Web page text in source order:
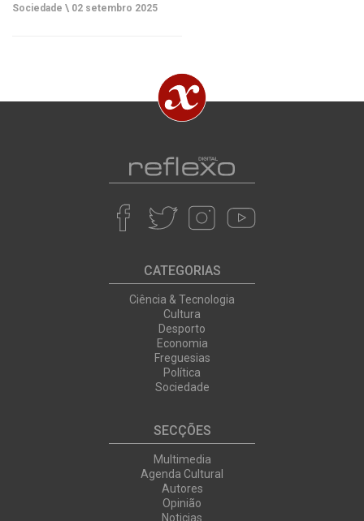
Sociedade \ 02 setembro 2025
CATEGORIAS
Ciência & Tecnologia
Cultura
Desporto
Economia
Freguesias
Política
Sociedade
SECÇÕES
Multimedia
Agenda Cultural
Autores
Opinião
Noticias